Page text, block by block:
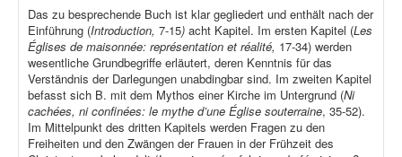
Das zu besprechende Buch ist klar gegliedert und enthält nach der
Einführung (Introduction, 7-15) acht Kapitel. Im ersten Kapitel (Les
Églises de maisonnée: représentation et réalité, 17-34) werden
wesentliche Grundbegriffe erläutert, deren Kenntnis für das
Verständnis der Darlegungen unabdingbar sind. Im zweiten Kapitel
befasst sich B. mit dem Mythos einer Kirche im Untergrund (Ni
cachées, ni confinées: le mythe d’une Église souterraine, 35-52).
Im Mittelpunkt des dritten Kapitels werden Fragen zu den
Freiheiten und den Zwängen der Frauen in der Frühzeit des